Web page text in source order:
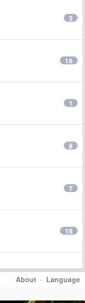
3
16
1
8
7
18
About · Language